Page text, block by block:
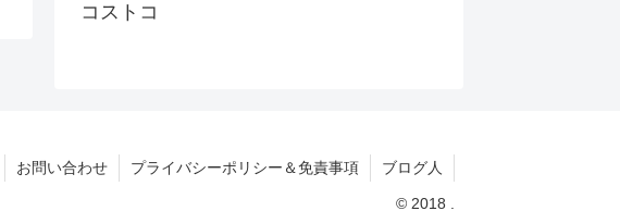
コストコ
お問い合わせ プライバシーポリシー＆免責事項 ブログ人
© 2018 .